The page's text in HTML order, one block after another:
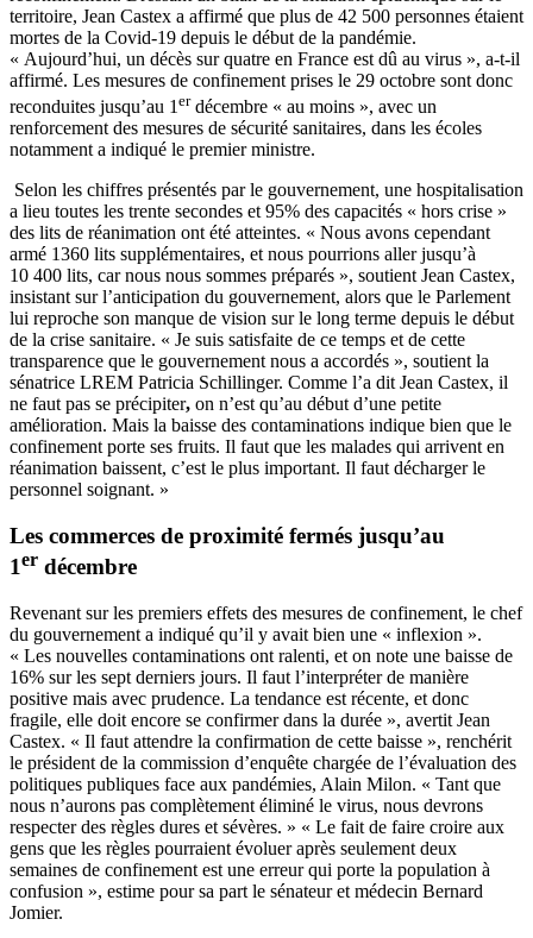
territoire, Jean Castex a affirmé que plus de 42 500 personnes étaient
mortes de la Covid-19 depuis le début de la pandémie.
« Aujourd’hui, un décès sur quatre en France est dû au virus », a-t-il
affirmé. Les mesures de confinement prises le 29 octobre sont donc
reconduites jusqu’au 1 erdécembre « au moins », avec un
renforcement des mesures de sécurité sanitaires, dans les écoles
notamment a indiqué le premier ministre.
Selon les chiffres présentés par le gouvernement, une hospitalisation
a lieu toutes les trente secondes et 95% des capacités « hors crise »
des lits de réanimation ont été atteintes. « Nous avons cependant
armé 1360 lits supplémentaires, et nous pourrions aller jusqu’à
10 400 lits, car nous nous sommes préparés », soutient Jean Castex,
insistant sur l’anticipation du gouvernement, alors que le Parlement
lui reproche son manque de vision sur le long terme depuis le début
de la crise sanitaire. « Je suis satisfaite de ce temps et de cette
transparence que le gouvernement nous a accordés », soutient la
sénatrice LREM Patricia Schillinger. Comme l’a dit Jean Castex, il
ne faut pas se précipiter, on n’est qu’au début d’une petite
amélioration. Mais la baisse des contaminations indique bien que le
confinement porte ses fruits. Il faut que les malades qui arrivent en
réanimation baissent, c’est le plus important. Il faut décharger le
personnel soignant. »
Les commerces de proximité fermés jusqu’au
1er décembre
Revenant sur les premiers effets des mesures de confinement, le chef
du gouvernement a indiqué qu’il y avait bien une « inflexion ».
« Les nouvelles contaminations ont ralenti, et on note une baisse de
16% sur les sept derniers jours. Il faut l’interpréter de manière
positive mais avec prudence. La tendance est récente, et donc
fragile, elle doit encore se confirmer dans la durée », avertit Jean
Castex. « Il faut attendre la confirmation de cette baisse », renchérit
le président de la commission d’enquête chargée de l’évaluation des
politiques publiques face aux pandémies, Alain Milon. « Tant que
nous n’aurons pas complètement éliminé le virus, nous devrons
respecter des règles dures et sévères. » « Le fait de faire croire aux
gens que les règles pourraient évoluer après seulement deux
semaines de confinement est une erreur qui porte la population à
confusion », estime pour sa part le sénateur et médecin Bernard
Jomier.